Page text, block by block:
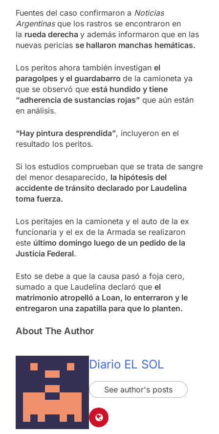
Fuentes del caso confirmaron a Noticias
Argentinas que los rastros se encontraron en
la rueda derecha y además informaron que en las
nuevas pericias se hallaron manchas hemáticas.
Los peritos ahora también investigan el
paragolpes y el guardabarro de la camioneta ya
que se observó que está hundido y tiene
“adherencia de sustancias rojas” que aún están
en análisis.
“Hay pintura desprendida”, incluyeron en el
resultado los peritos.
Si los estudios comprueban que se trata de sangre
del menor desaparecido, la hipótesis del
accidente de tránsito declarado por Laudelina
toma fuerza.
Los peritajes en la camioneta y el auto de la ex
funcionaria y el ex de la Armada se realizaron
este último domingo luego de un pedido de la
Justicia Federal.
Esto se debe a que la causa pasó a foja cero,
sumado a que Laudelina declaró que el
matrimonio atropelló a Loan, lo enterraron y le
entregaron una zapatilla para que lo planten.
About The Author
Diario EL SOL
See author's posts